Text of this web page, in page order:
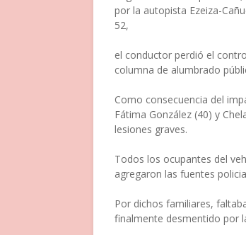
por la autopista Ezeiza-
52,
el conductor perdió el
columna de alumbrado
Como consecuencia del
Fátima González (40) y
lesiones graves.
Todos los ocupantes del
agregaron las fuentes
Por dichos familiares,
finalmente desmentido por